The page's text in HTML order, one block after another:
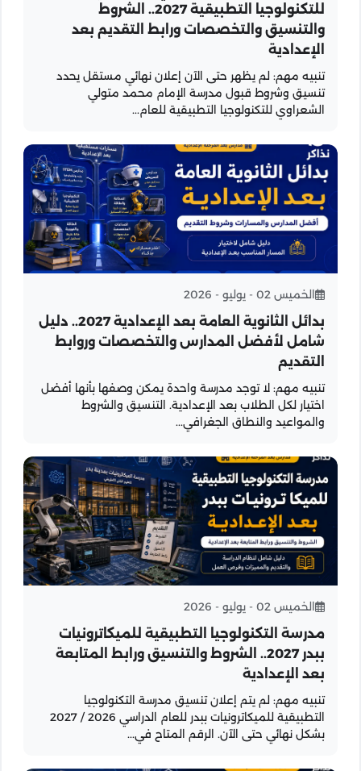
للتكنولوجيا التطبيقية 2027.. الشروط
والتنسيق والتخصصات ورابط التقديم بعد
الإعدادية
تنبيه مهم: لم يظهر حتى الآن إعلان نهائي مستقل يحدد
تنسيق وشروط قبول مدرسة الإمام محمد متولي
الشعراوي للتكنولوجيا التطبيقية للعام...
الخميس 02 - يوليو - 2026
بدائل الثانوية العامة بعد الإعدادية 2027.. دليل
شامل لأفضل المدارس والتخصصات وروابط
التقديم
تنبيه مهم: لا توجد مدرسة واحدة يمكن وصفها بأنها أفضل
اختيار لكل الطلاب بعد الإعدادية. التنسيق والشروط
والمواعيد والنطاق الجغرافي...
الخميس 02 - يوليو - 2026
مدرسة التكنولوجيا التطبيقية للميكاترونيات
ببدر 2027.. الشروط والتنسيق ورابط المتابعة
بعد الإعدادية
تنبيه مهم: لم يتم إعلان تنسيق مدرسة التكنولوجيا
التطبيقية للميكاترونيات ببدر للعام الدراسي 2026 / 2027
بشكل نهائي حتى الآن. الرقم المتاح في...